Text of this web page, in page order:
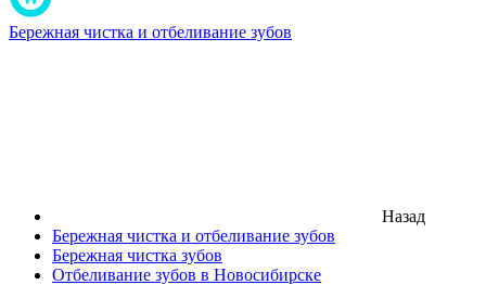
Бережная чистка и отбеливание зубов
Назад
Бережная чистка и отбеливание зубов
Бережная чистка зубов
Отбеливание зубов в Новосибирске